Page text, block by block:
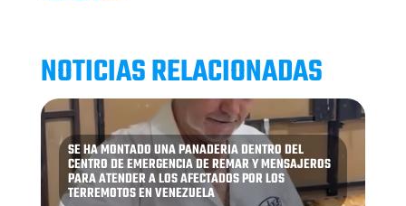
NOTICIAS RELACIONADAS
SE HA MONTADO UNA PANADERIA DENTRO DEL
CENTRO DE EMERGENCIA DE REMAR Y MENSAJEROS
PARA ATENDER A LOS AFECTADOS POR LOS
TERREMOTOS EN VENEZUELA